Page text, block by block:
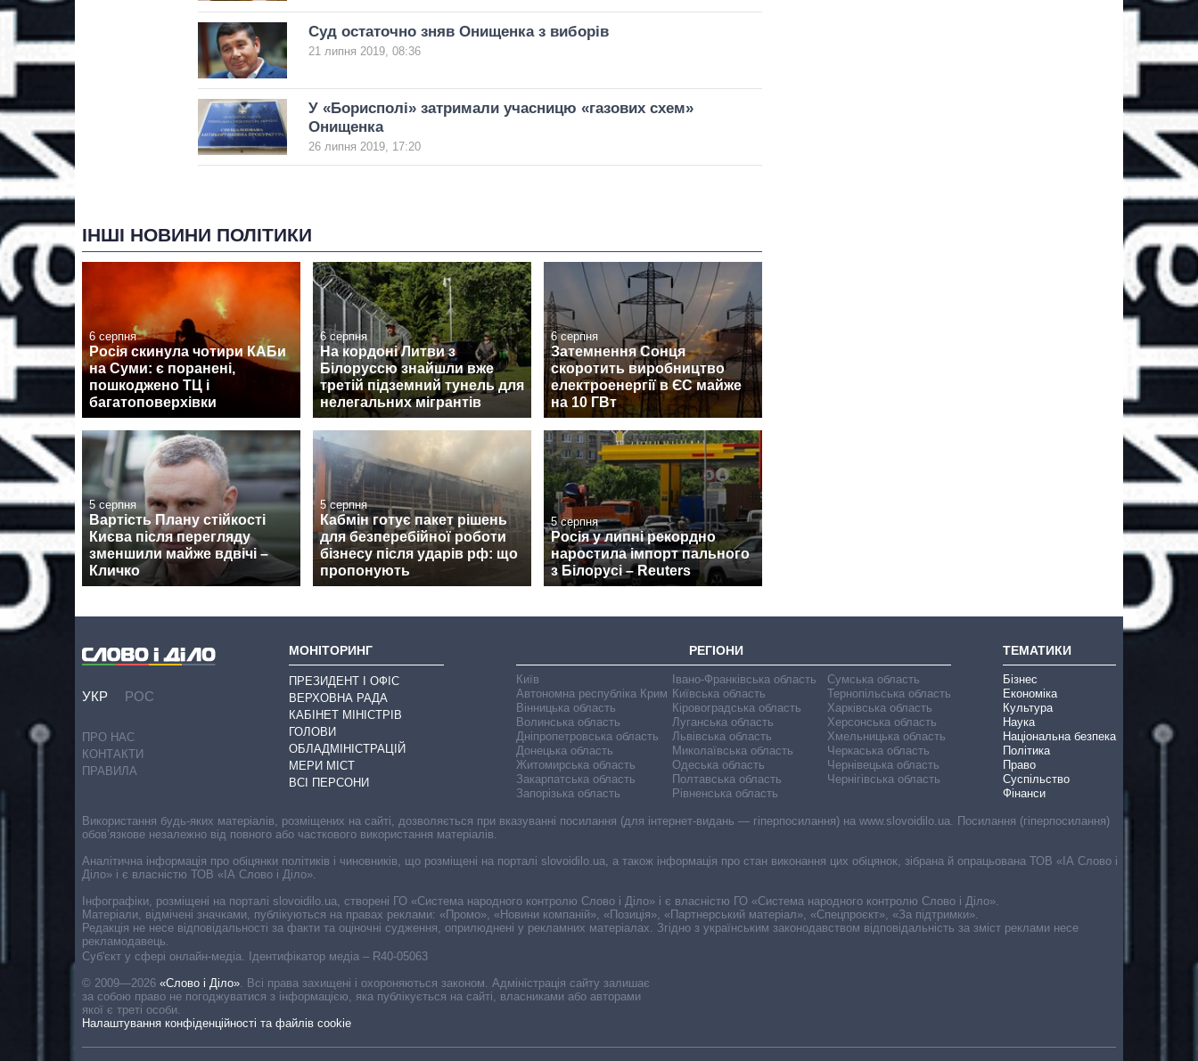
Суд остаточно зняв Онищенка з виборів
21 липня 2019, 08:36
У «Борисполі» затримали учасницю «газових схем»
Онищенка
26 липня 2019, 17:20
ІНШІ НОВИНИ ПОЛІТИКИ
6 серпня
Росія скинула чотири КАБи
на Суми: є поранені,
пошкоджено ТЦ і
багатоповерхівки
6 серпня
На кордоні Литви з
Білоруссю знайшли вже
третій підземний тунель для
нелегальних мігрантів
6 серпня
Затемнення Сонця
скоротить виробництво
електроенергії в ЄС майже
на 10 ГВт
5 серпня
Вартість Плану стійкості
Києва після перегляду
зменшили майже вдвічі –
Кличко
5 серпня
Кабмін готує пакет рішень
для безперебійної роботи
бізнесу після ударів рф: що
пропонують
5 серпня
Росія у липні рекордно
наростила імпорт пального
з Білорусі – Reuters
УКР РОС
ПРО НАС
КОНТАКТИ
ПРАВИЛА
МОНІТОРИНГ
ПРЕЗИДЕНТ І ОФІС
ВЕРХОВНА РАДА
КАБІНЕТ МІНІСТРІВ
ГОЛОВИ
ОБЛАДМІНІСТРАЦІЙ
МЕРИ МІСТ
ВСІ ПЕРСОНИ
РЕГІОНИ
Київ
Автономна республіка Крим
Вінницька область
Волинська область
Дніпропетровська область
Донецька область
Житомирська область
Закарпатська область
Запорізька область
Івано-Франківська область
Київська область
Кіровоградська область
Луганська область
Львівська область
Миколаївська область
Одеська область
Полтавська область
Рівненська область
Сумська область
Тернопільська область
Харківська область
Херсонська область
Хмельницька область
Черкаська область
Чернівецька область
Чернігівська область
ТЕМАТИКИ
Бізнес
Економіка
Культура
Наука
Національна безпека
Політика
Право
Суспільство
Фінанси
Cуб'єкт у сфері онлайн-медіа. Ідентифікатор медіа – R40-05063
© 2009—2026 «Слово і Діло» Всі права захищені і охороняються законом. Адміністрація сайту залишає
за собою право не погоджуватися з інформацією, яка публікується на сайті, власниками або авторами
якої є треті особи.
Налаштування конфіденційності та файлів cookie
Використання будь-яких матеріалів, розміщених на сайті, дозволяється при вказуванні посилання (для інтернет-видань — гіперпосилання) на www.slovoidilo.ua. Посилання (гіперпосилання)
обов’язкове незалежно від повного або часткового використання матеріалів.
Аналітична інформація про обіцянки політиків і чиновників, що розміщені на порталі slovoidilo.ua, а також інформація про стан виконання цих обіцянок, зібрана й опрацьована ТОВ «ІА Слово і
Діло» і є власністю ТОВ «ІА Слово і Діло».
Інфографіки, розміщені на порталі slovoidilo.ua, створені ГО «Система народного контролю Слово і Діло» і є власністю ГО «Система народного контролю Слово і Діло».
Матеріали, відмічені значками, публікуються на правах реклами: «Промо», «Новини компаній», «Позиція», «Партнерський матеріал», «Спецпроєкт», «За підтримки».
Редакція не несе відповідальності за факти та оціночні судження, оприлюднені у рекламних матеріалах. Згідно з українським законодавством відповідальність за зміст реклами несе
рекламодавець.